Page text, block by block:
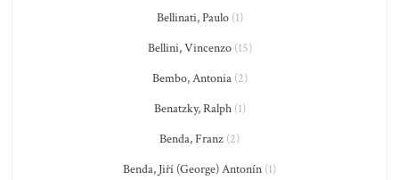
Bellinati, Paulo(1)
Bellini, Vincenzo(15)
Bembo, Antonia(2)
Benatzky, Ralph(1)
Benda, Franz (2)
Benda, Jiří (George) Antonín (1)